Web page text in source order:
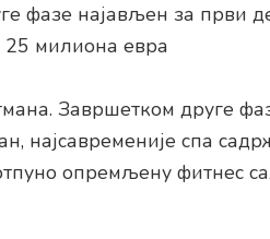
фазе најављен за први
25 милиона евра
Завршетком друге
најсавременије спа
опремљену фитнес